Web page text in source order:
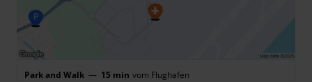
Park and Walk — 15 min vom Flughafen